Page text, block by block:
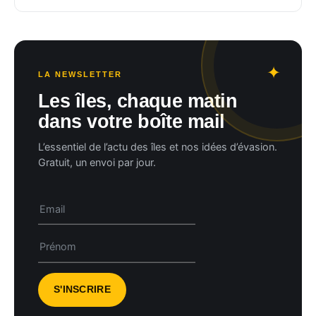
LA NEWSLETTER
Les îles, chaque matin
dans votre boîte mail
L’essentiel de l’actu des îles et nos idées d’évasion.
Gratuit, un envoi par jour.